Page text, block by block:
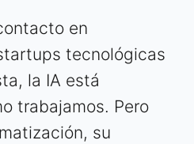
en
tecnológicas
la IA está
trabajamos. Pero
su